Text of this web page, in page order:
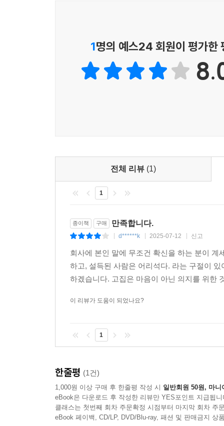
최신 유행을 따르지 마라 ·242
좋은 걸 나쁘게 나쁜 걸 좋게 말할 수 있다 ·244
고민을 나눌 사람을 찾아라 ·252
복수보다 호의로 전환하라 ·253
누구에게도 완전히 속하지 마라 ·254
잊을 수 있어야 한다 ·256
소유보다 즐거움을 추구하라 ·257
부주의하지 마라 ·258
역경을 통해 사람을 평가하라 ·259
순수한 선함에서 악함으로 변하지 마라 ·260
현자는 어리석은 자가 하는 일을 단번에 해낸다
모두를 기쁘게 하는 것을 정죄하지 마라 ·264
안전한 것을 고수하라 ·265
매력적으로 보이라 ·267
품위 있는 행동을 유지하라 ·268
재능을 적절히 드러내라 ·260
악명을 피하라 ·270
모순을 경계하라 ·271
1명의 예스24 회원이 평가한
전체 리뷰 (1)
1
종이책 구매 만족합니다.
d******k 2025-07-12 신고
회사에 본인 말에 무조건 확신을 하는 분이
하고, 설득된 사람은 어리석다. 라는 구절이
하겠습니다. 고집은 마음이 아닌 의지를 위한
이 리뷰가 도움이 되었나요?
1
한줄평 (1건)
1,000원 이상 구매 후 한줄평 작성 시 일반회원 50원, 마니
eBook은 다운로드 후 작성한 리뷰만 YES포인트 지급됩니
클래스는 첫번째 회차 주문확정 시점부터 마지막 회차 주
eBook 페이백, CD/LP, DVD/Blu-ray, 패션 및 판매금지 상